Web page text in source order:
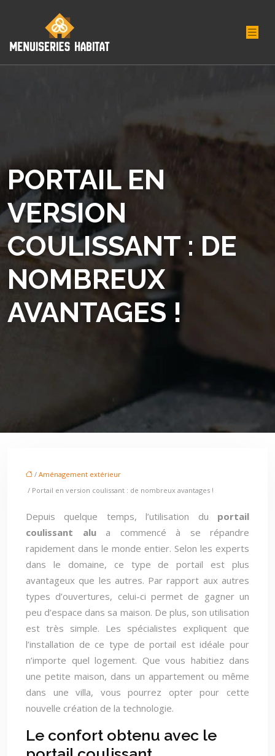
PORTAIL EN
VERSION
COULISSANT : DE
NOMBREUX
AVANTAGES !
/ Aménagement extérieur
/ Portail en version coulissant : de nombreux avantages !
Depuis quelque temps, l’utilisation du portail
coulissant alua commencé à se répandre
rapidement dans le monde entier. Selon les experts
dans le domaine, ce type de portail est plus
avantageux que les autres. Par rapport aux autres
types d’ouvertures, celui-ci permet de gagner un
peu d’espace dans sa maison. De plus, son utilisation
est très simple. Les spécialistes expliquent que
l’installation de ce type de portail est idéale pour
n’importe quel logement. Que vous habitiez dans
une petite maison, dans un appartement ou même
dans une villa, vous pourrez opter pour cette
nouvelle création de la technologie.
Le confort obtenu avec le